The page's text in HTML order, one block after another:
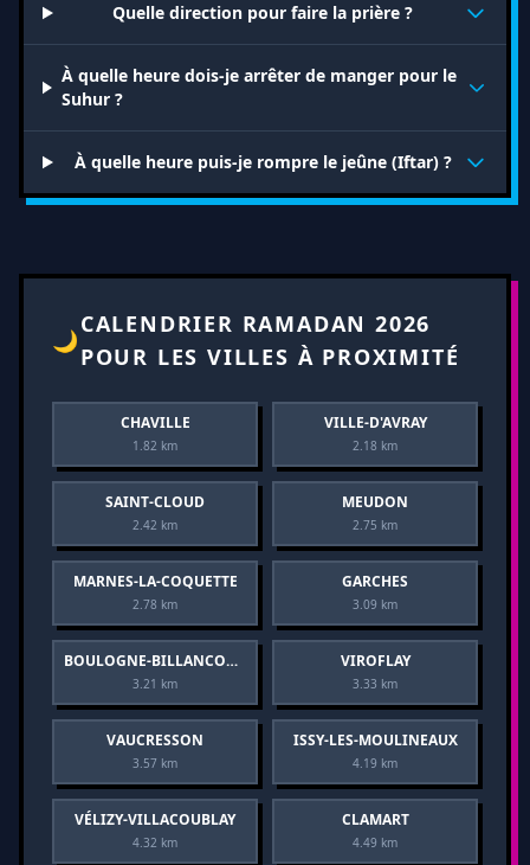
Quelle direction pour faire la prière ?
À quelle heure dois-je arrêter de manger pour le
Suhur ?
À quelle heure puis-je rompre le jeûne (Iftar) ?
🌙
CALENDRIER RAMADAN 2026
POUR LES VILLES À PROXIMITÉ
CHAVILLE
1.82 km
VILLE-D'AVRAY
2.18 km
SAINT-CLOUD
2.42 km
MEUDON
2.75 km
MARNES-LA-COQUETTE
2.78 km
GARCHES
3.09 km
BOULOGNE-BILLANCOURT
3.21 km
VIROFLAY
3.33 km
VAUCRESSON
3.57 km
ISSY-LES-MOULINEAUX
4.19 km
VÉLIZY-VILLACOUBLAY
4.32 km
CLAMART
4.49 km